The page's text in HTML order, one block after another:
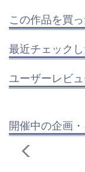
この作品を買
最近チェック
ユーザーレビ
開催中の企画